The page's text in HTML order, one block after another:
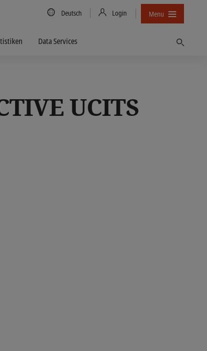
Country/Language
Deutsch Login Menu
Data Services
UCITS